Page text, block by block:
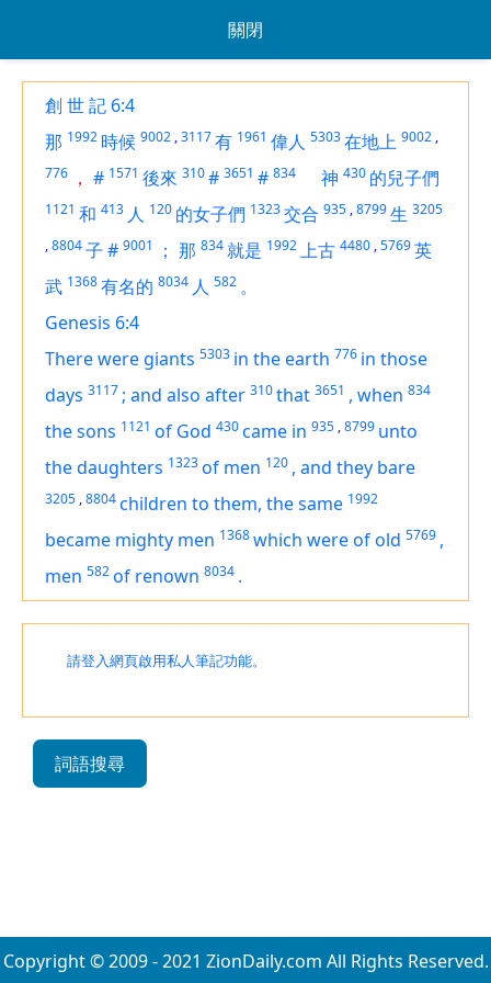
關閉
創 世 記 6:4
那 1992 時候 9002 ,3117有 1961 偉人 5303在地上 9002 ,
776 ， # 1571 後來 310# 3651 # 834 神 430 的兒子們
1121 和 413 人 120 的女子們 1323交合 935 ,8799生 3205
,8804子 # 9001 ； 那 834就是 1992上古 4480 ,5769英
武 1368有名的 8034 人 582 。
Genesis 6:4
There were giants 5303 in the earth 776 in those
days 3117 ; and also after 310that 3651 , when 834
the sons 1121 of God 430came in 935 ,8799 unto
the daughters 1323of men 120 , and they bare
3205 ,8804children to them, the same 1992
became mighty men 1368which wereof old 5769 ,
men 582of renown 8034 .
請登入網頁啟用私人筆記功能。
詞語搜尋
Copyright © 2009 - 2021 ZionDaily.com All Rights Reserved.